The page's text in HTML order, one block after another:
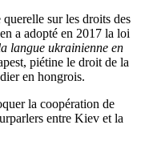
sur les droits des
a adopté en 2017 la loi
langue ukrainienne en
piétine le droit de la
en hongrois.
la coopération de
entre Kiev et la